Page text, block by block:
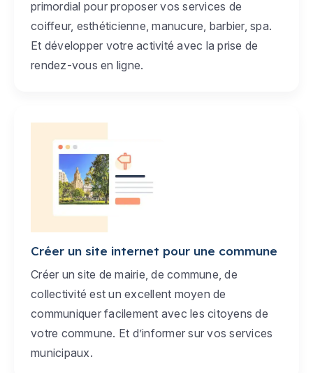
primordial pour proposer vos services de
coiffeur, esthéticienne, manucure, barbier, spa.
Et développer votre activité avec la prise de
rendez-vous en ligne.
Créer un site internet pour une commune
Créer un site de mairie, de commune, de
collectivité est un excellent moyen de
communiquer facilement avec les citoyens de
votre commune. Et d’informer sur vos services
municipaux.